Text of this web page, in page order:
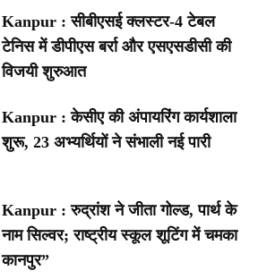
Kanpur : सीबीएसई क्लस्टर-4 टेबल
टेनिस में डीपीएस बर्रा और एसएसडीसी की
विजयी शुरुआत
Kanpur : केसीए की अंपायरिंग कार्यशाला
शुरू, 23 अभ्यर्थियों ने संभाली नई पारी
Kanpur : रुद्रांश ने जीता गोल्ड, पार्थ के
नाम सिल्वर; राष्ट्रीय स्कूल शूटिंग में चमका
कानपुर”